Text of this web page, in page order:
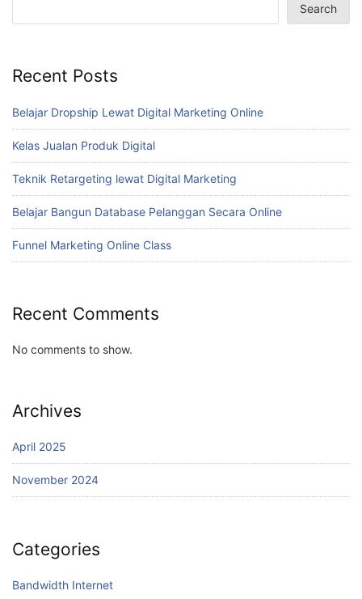
Search
Recent Posts
Belajar Dropship Lewat Digital Marketing Online
Kelas Jualan Produk Digital
Teknik Retargeting lewat Digital Marketing
Belajar Bangun Database Pelanggan Secara Online
Funnel Marketing Online Class
Recent Comments
No comments to show.
Archives
April 2025
November 2024
Categories
Bandwidth Internet